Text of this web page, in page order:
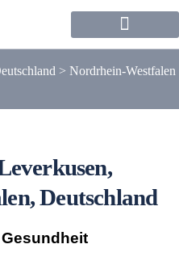
> Nordrhein-Westfalen
Deutschland